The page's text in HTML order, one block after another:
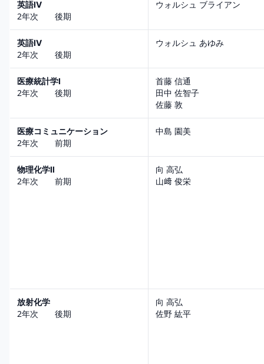
英語Ⅳ
2年次 後期
ウォルシュ ブライアン
英語Ⅳ
2年次 後期
ウォルシュ あゆみ
医療統計学Ⅰ
2年次 後期
首藤 信通
田中 佐智子
佐藤 敦
医療コミュニケーション
2年次 前期
中島 園美
物理化学Ⅱ
2年次 前期
向 高弘
山﨑 俊栄
放射化学
2年次 後期
向 高弘
佐野 紘平